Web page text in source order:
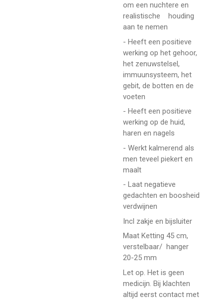
om een nuchtere en
realistische houding
aan te nemen
- Heeft een positieve
werking op het gehoor,
het zenuwstelsel,
immuunsysteem, het
gebit, de botten en de
voeten
- Heeft een positieve
werking op de huid,
haren en nagels
- Werkt kalmerend als
men teveel piekert en
maalt
- Laat negatieve
gedachten en boosheid
verdwijnen
Incl zakje en bijsluiter
Maat Ketting 45 cm,
verstelbaar/ hanger
20-25 mm
Let op. Het is geen
medicijn. Bij klachten
altijd eerst contact met